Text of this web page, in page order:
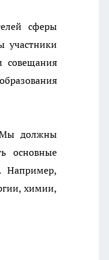
сферы
участники
совещания
Мы должны
основные
Например,
химии,